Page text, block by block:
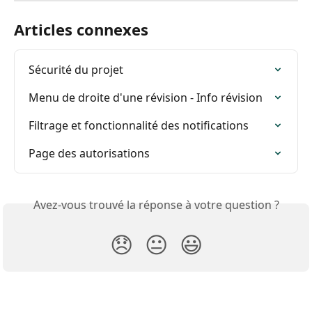
Articles connexes
Sécurité du projet
Menu de droite d'une révision - Info révision
Filtrage et fonctionnalité des notifications
Page des autorisations
Avez-vous trouvé la réponse à votre question ?
😞 😐 😃